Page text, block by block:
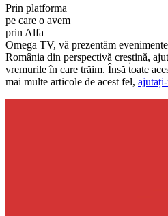
Prin platforma
pe care o avem
prin Alfa
Omega TV, vă prezentăm
România din perspectivă creștină,
vremurile în care trăim. Însă toate
mai multe articole de acest fel,